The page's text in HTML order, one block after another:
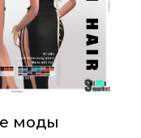
моды